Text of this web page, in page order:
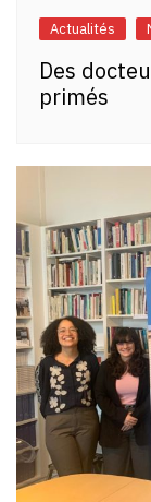
Actualités
Des
primés